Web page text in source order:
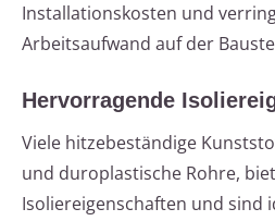
Installationskosten und
Arbeitsaufwand auf der
Hervorragende
Viele hitzebeständige
und duroplastische Rohre,
Isoliereigenschaften und sind